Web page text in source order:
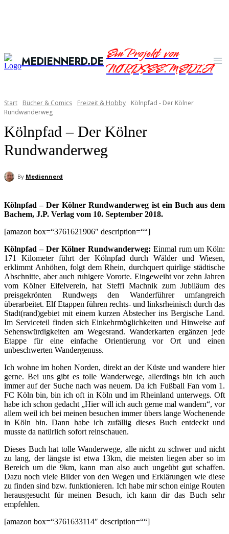
MEDIENNERD.DEEin Projekt von
NORDSEE.MEDIA
Start Bücher & Comics Freizeit & Hobby
Kölnpfad - Der Kölner
Rundwanderweg
Kölnpfad – Der Kölner
Rundwanderweg
By Mediennerd
Kölnpfad – Der Kölner Rundwanderweg ist ein Buch aus dem
Bachem, J.P. Verlag vom 10. September 2018.
[amazon box=“3761621906″ description=““]
Kölnpfad – Der Kölner Rundwanderweg: Einmal rum um Köln:
171 Kilometer führt der Kölnpfad durch Wälder und Wiesen,
erklimmt Anhöhen, folgt dem Rhein, durchquert quirlige städtische
Abschnitte, aber auch ruhigere Vororte. Eingeweiht vor zehn Jahren
vom Kölner Eifelverein, hat Steffi Machnik zum Jubiläum des
preisgekrönten Rundwegs den Wanderführer umfangreich
überarbeitet. Elf Etappen führen rechts- und linksrheinisch durch das
Stadt(rand)gebiet mit einem kurzen Abstecher ins Bergische Land.
Im Serviceteil finden sich Einkehrmöglichkeiten und Hinweise auf
Sehenswürdigkeiten am Wegesrand. Wanderkarten ergänzen jede
Etappe für eine einfache Orientierung vor Ort und einen
unbeschwerten Wandergenuss.
Ich wohne im hohen Norden, direkt an der Küste und wandere hier
gerne. Bei uns gibt es tolle Wanderwege, allerdings bin ich auch
immer auf der Suche nach was neuem. Da ich Fußball Fan vom 1.
FC Köln bin, bin ich oft in Köln und im Rheinland unterwegs. Oft
habe ich schon gedacht „Hier will ich auch gerne mal wandern“, vor
allem weil ich bei meinen besuchen immer übers lange Wochenende
in Köln bin. Dann habe ich zufällig dieses Buch entdeckt und
musste da natürlich sofort reinschauen.
Dieses Buch hat tolle Wanderwege, alle nicht zu schwer und nicht
zu lang, der längste ist etwa 13km, die meisten liegen aber so im
Bereich um die 9km, kann man also auch ungeübt gut schaffen.
Dazu noch viele Bilder von den Wegen und Erklärungen wie diese
zu finden sind bzw. funktionieren. Ich habe mir schon einige Routen
herausgesucht für meinen Besuch, ich kann dir das Buch sehr
empfehlen.
[amazon box=“3761633114″ description=““]